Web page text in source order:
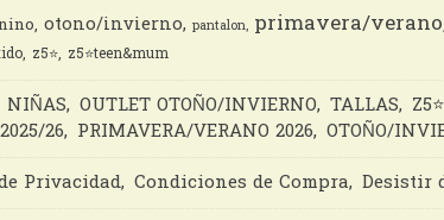
otono/invierno pantalon primavera/verano
z5⭐️ z5⭐️teen&mum
NIÑAS OUTLET OTOÑO/INVIERNO TALLAS
26 PRIMAVERA/VERANO 2026 OTOÑO/
Privacidad Condiciones de Compra Desistir